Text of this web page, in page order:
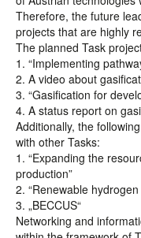
Therefore, the future
projects that are highly
The planned Task
1. “Implementing
2. A video about
3. “Gasification for
4. A status report on
Additionally, the
with other Tasks:
1. “Expanding the
production”
2. “Renewable
3. „BECCUS“
Networking and